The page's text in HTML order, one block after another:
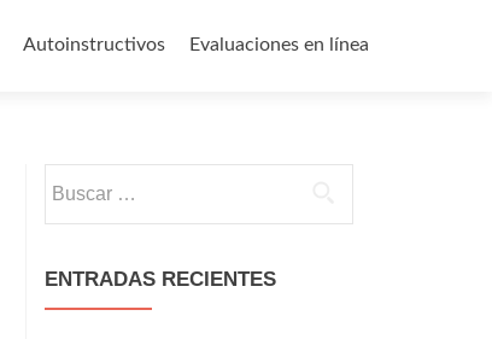
Autoinstructivos Evaluaciones en línea
ENTRADAS RECIENTES